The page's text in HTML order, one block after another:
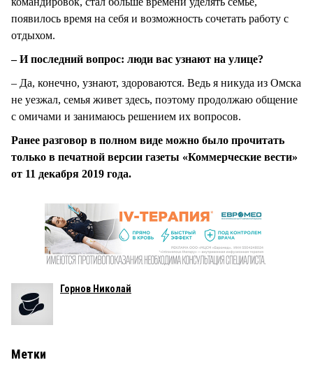
появилось время на себя и возможность сочетать работу с
отдыхом.
– И последний вопрос: люди вас узнают на улице?
– Да, конечно, узнают, здороваются. Ведь я никуда из Омска
не уезжал, семья живет здесь, поэтому продолжаю общение
с омичами и занимаюсь решением их вопросов.
Ранее разговор в полном виде можно было прочитать
только в печатной версии газеты «Коммерческие вести»
от 11 декабря 2019 года.
Горнов Николай
Метки